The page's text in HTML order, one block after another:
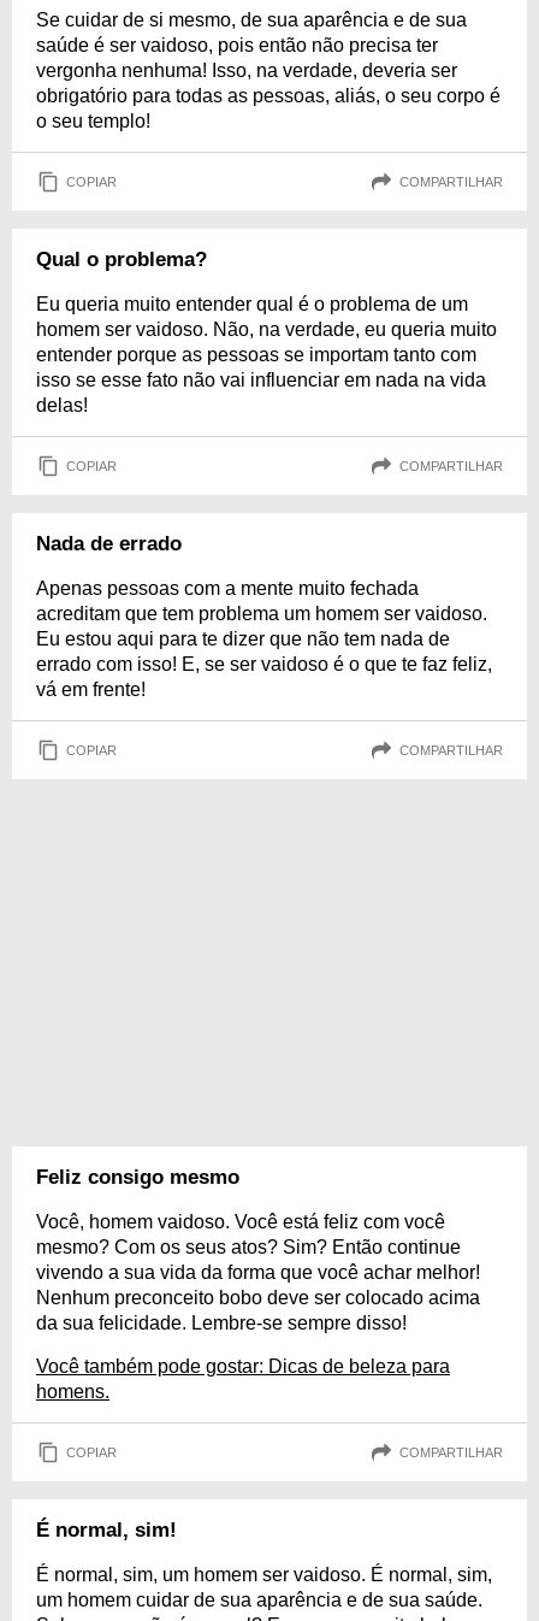
Se cuidar de si mesmo, de sua aparência e de sua
saúde é ser vaidoso, pois então não precisa ter
vergonha nenhuma! Isso, na verdade, deveria ser
obrigatório para todas as pessoas, aliás, o seu corpo é
o seu templo!
COPIAR COMPARTILHAR
Qual o problema?
Eu queria muito entender qual é o problema de um
homem ser vaidoso. Não, na verdade, eu queria muito
entender porque as pessoas se importam tanto com
isso se esse fato não vai influenciar em nada na vida
delas!
COPIAR COMPARTILHAR
Nada de errado
Apenas pessoas com a mente muito fechada
acreditam que tem problema um homem ser vaidoso.
Eu estou aqui para te dizer que não tem nada de
errado com isso! E, se ser vaidoso é o que te faz feliz,
vá em frente!
COPIAR COMPARTILHAR
Feliz consigo mesmo
Você, homem vaidoso. Você está feliz com você
mesmo? Com os seus atos? Sim? Então continue
vivendo a sua vida da forma que você achar melhor!
Nenhum preconceito bobo deve ser colocado acima
da sua felicidade. Lembre-se sempre disso!
Você também pode gostar: Dicas de beleza para
homens.
COPIAR COMPARTILHAR
É normal, sim!
É normal, sim, um homem ser vaidoso. É normal, sim,
um homem cuidar de sua aparência e de sua saúde.